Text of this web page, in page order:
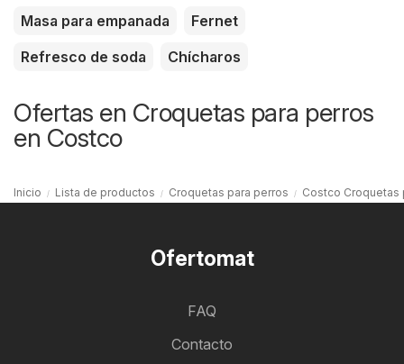
Masa para empanada
Fernet
Refresco de soda
Chícharos
Ofertas en Croquetas para perros
en Costco
Inicio Lista de productos Croquetas para perros Costco Croquetas
Ofertomat
FAQ
Contacto